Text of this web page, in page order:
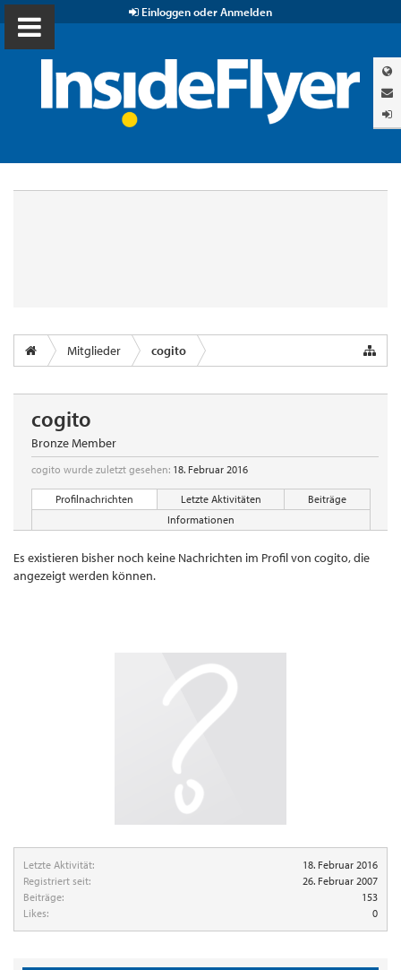
Einloggen oder Anmelden
Mitglieder cogito
Letzte Aktivität:
18. Februar 2016
Registriert seit:
26. Februar 2007
Beiträge:
153
Likes:
0
cogito
Bronze Member
cogito wurde zuletzt gesehen: 18. Februar 2016
Profilnachrichten Letzte Aktivitäten
Beiträge
Informationen
Es existieren bisher noch keine Nachrichten im Profil von cogito, die
angezeigt werden können.